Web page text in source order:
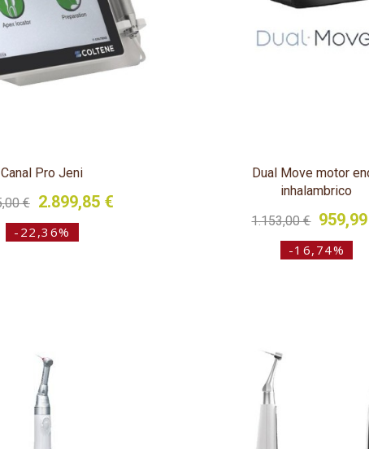
Canal Pro Jeni
€ 2.899,85 €
-22,36%
Dual Move motor
inhalambrico
1.153,00 €
-16,74%